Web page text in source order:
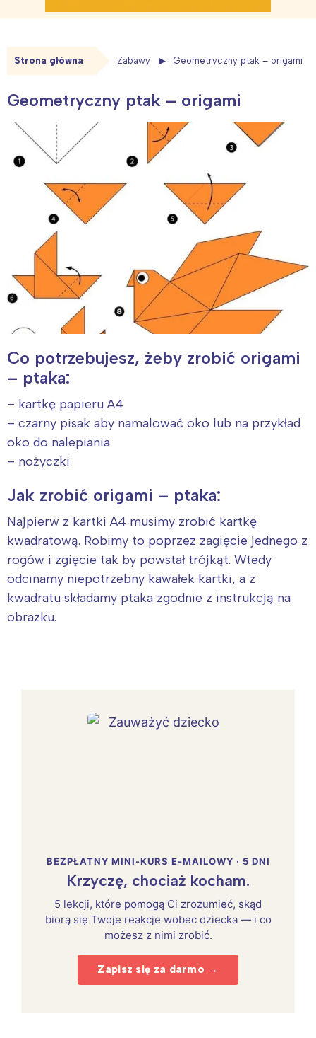
Strona główna Zabawy Geometryczny ptak – origami
Geometryczny ptak – origami
Co potrzebujesz, żeby zrobić origami
– ptaka:
– kartkę papieru A4
– czarny pisak aby namalować oko lub na przykład
oko do nalepiania
– nożyczki
Jak zrobić origami – ptaka:
Najpierw z kartki A4 musimy zrobić kartkę
kwadratową. Robimy to poprzez zagięcie jednego z
rogów i zgięcie tak by powstał trójkąt. Wtedy
odcinamy niepotrzebny kawałek kartki, a z
kwadratu składamy ptaka zgodnie z instrukcją na
obrazku.
BEZPŁATNY MINI-KURS E-MAILOWY · 5 DNI
Krzyczę, chociaż kocham.
5 lekcji, które pomogą Ci zrozumieć, skąd
biorą się Twoje reakcje wobec dziecka — i co
możesz z nimi zrobić.
Zapisz się za darmo →